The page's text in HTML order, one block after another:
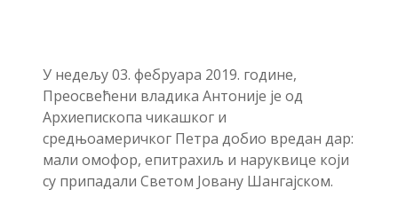
У недељу 03. фебруара 2019. године,
Преосвећени владика Антоније је од
Архиепископа чикашког и
средњоамеричког Петра добио вредан дар:
мали омофор, епитрахиљ и наруквице који
су припадали Светом Јовану Шангајском.